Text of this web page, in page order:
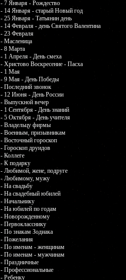
- 7 Января - Рождество
- 14 Января - старый Новый год
- 25 Января - Татьянин день
- 14 Февраля - день Святого Валентина
- 23 Февраля
- Масленица
- 8 Марта
- 1 Апреля - День смеха
- Христово Воскресение - Пасха
- 1 Мая
- 9 Мая - День Победы
- Последний звонок
- 12 Июня - День России
- Выпускной вечер
- 1 Сентября - День знаний
- 5 Октября - День учителя
- Владельцу фирмы
- Военным, призывникам
- Восточный гороскоп
- Гороскоп друидов
- Коллеге
- К подарку
- Любимой, жене, подруге
- Любимому, мужу
- На свадьбу
- На свадебный юбилей
- Начальнику
- На юбилей по годам
- Новорожденному
- Первокласснику
- По знакам Зодиака
- Пожелания
- По именам - женщинам
- По именам - мужчинам
- Праздничные
- Профессиональные
- Ребенку